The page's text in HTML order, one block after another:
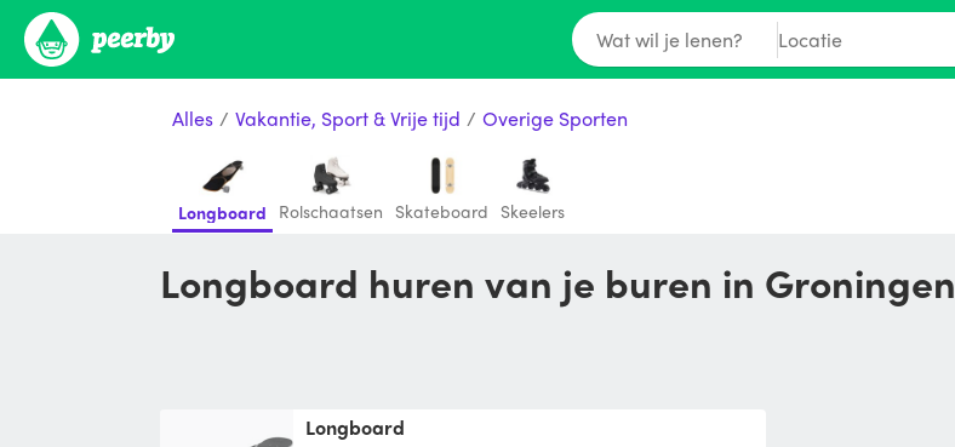
Wat wil je lenen? Locatie
Alles / Vakantie, Sport & Vrije tijd / Overige Sporten
Longboard Rolschaatsen Skateboard Skeelers
Longboard huren van je buren in Groningen
Longboard